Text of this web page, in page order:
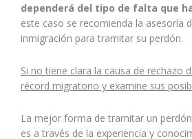
dependerá del tipo de falta que
este caso se recomienda la asesoría
inmigración para tramitar su perdón.
Si no tiene clara la causa de rechazo
récord migratorio y examine sus
La mejor forma de tramitar un
es a través de la experiencia y